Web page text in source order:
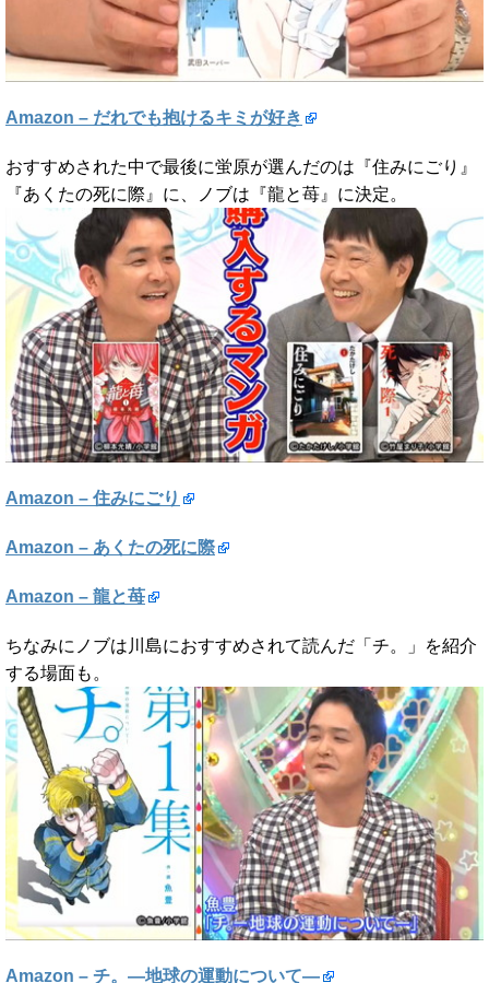
Amazon – だれでも抱けるキミが好き
おすすめされた中で最後に蛍原が選んだのは『住みにごり』
『あくたの死に際』に、ノブは『龍と苺』に決定。
Amazon – 住みにごり
Amazon – あくたの死に際
Amazon – 龍と苺
ちなみにノブは川島におすすめされて読んだ「チ。」を紹介
する場面も。
Amazon – チ。―地球の運動について―